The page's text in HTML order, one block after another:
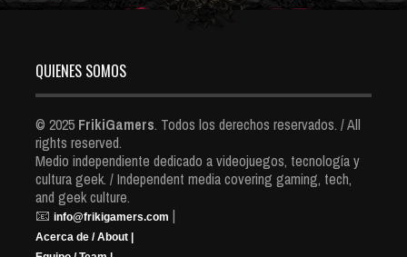
QUIENES SOMOS
© 2025 FrikiGamers. Todos los derechos reservados. / All
rights reserved.
Medio independiente dedicado a videojuegos, tecnología y
cultura geek. / Independent media covering gaming, tech,
and geek culture.
📧 info@frikigamers.com |
Acerca de / About |